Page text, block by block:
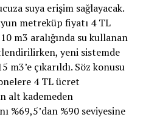
suya erişim sağlayacak.
metreküp fiyatı 4 TL
m3 aralığında su kullanan
yeni sistemde
m3’e çıkarıldı. Söz konusu
4 TL ücret
alt kademeden
%69,5’dan %90 seviyesine